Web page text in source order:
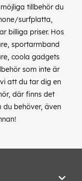
tillbehör du
surfplatta,
billiga priser. Hos
sportarmband
coola gadgets
som inte är
att du tar dig en
där finns det
behöver, även